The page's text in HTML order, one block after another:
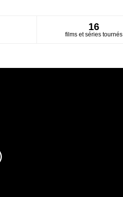
16
films et séries tournés